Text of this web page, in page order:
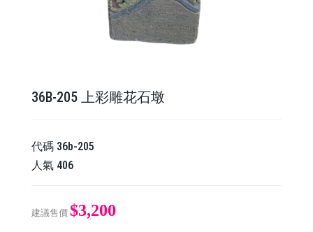
36B-205 上彩雕花石墩
代碼 36b-205
人氣 406
建議售價 $3,200